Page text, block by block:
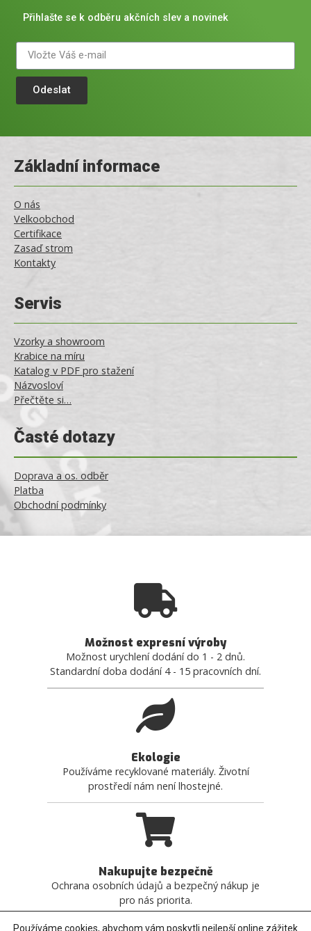
Přihlašte se k odběru akčních slev a novinek
Odeslat
Základní informace
O nás
Velkoobchod
Certifikace
Zasaď strom
Kontakty
Servis
Vzorky a showroom
Krabice na míru
Katalog v PDF pro stažení
Názvosloví
Přečtěte si…
Časté dotazy
Doprava a os. odběr
Platba
Obchodní podmínky
Možnost expresní výroby
Možnost urychlení dodání do 1 - 2 dnů.
Standardní doba dodání 4 - 15 pracovních dní.
Ekologie
Používáme recyklované materiály. Životní
prostředí nám není lhostejné.
Nakupujte bezpečně
Ochrana osobních údajů a bezpečný nákup je
pro nás priorita.
Používáme cookies, abychom vám poskytli nejlepší online zážitek.